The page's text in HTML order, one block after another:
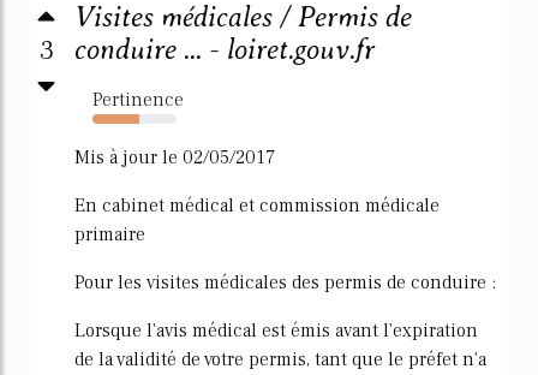
3
Visites médicales / Permis de
conduire ... - loiret.gouv.fr
Pertinence
56%
Mis à jour le 02/05/2017
En cabinet médical et commission médicale
primaire
Pour les visites médicales des permis de conduire :
Lorsque l'avis médical est émis avant l'expiration
de la validité de votre permis, tant que le préfet n'a